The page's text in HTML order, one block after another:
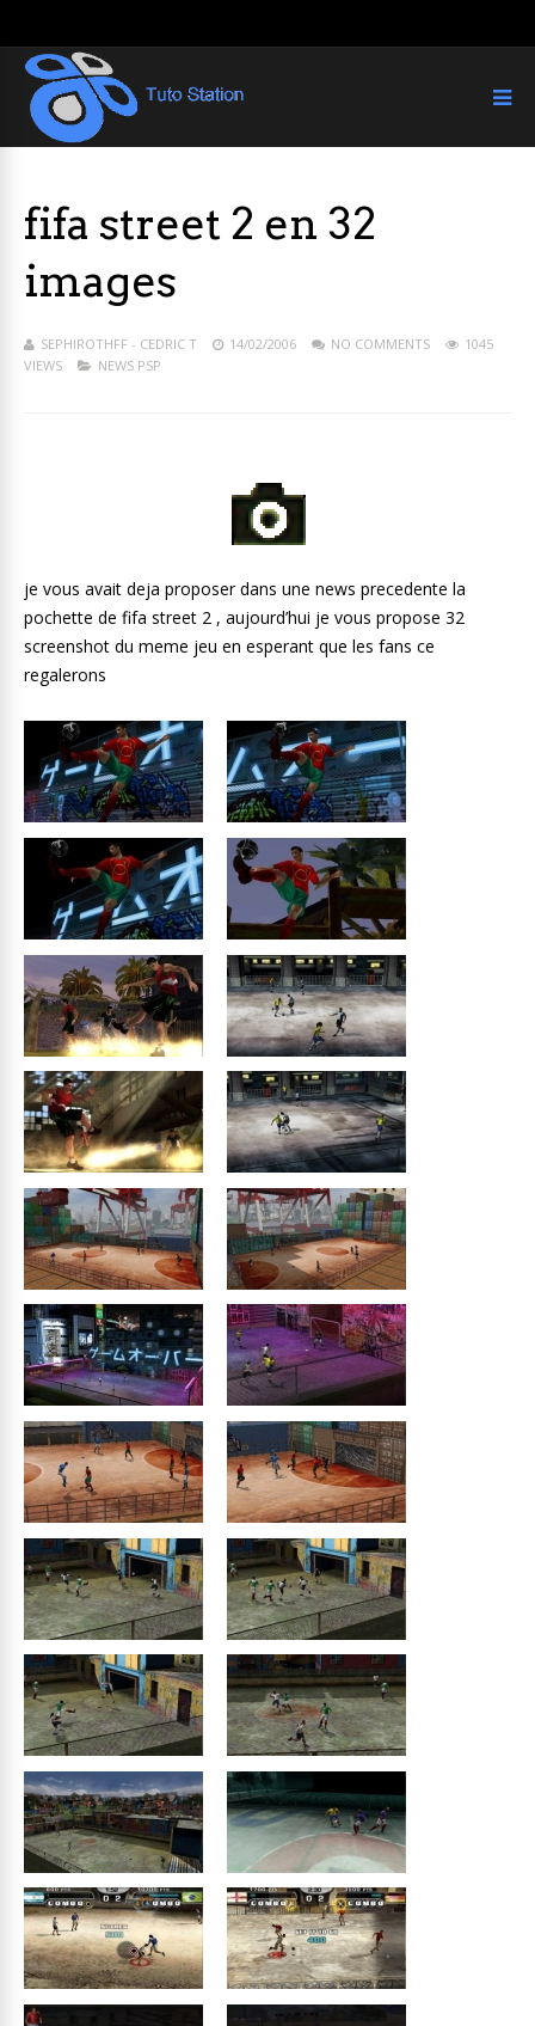
fifa street 2 en 32
images
SEPHIROTHFF - CEDRIC T 14/02/2006 NO COMMENTS
1045
VIEWS
NEWS PSP
je vous avait deja proposer dans une news precedente la
pochette de fifa street 2 , aujourd’hui je vous propose 32
screenshot du meme jeu en esperant que les fans ce
regalerons